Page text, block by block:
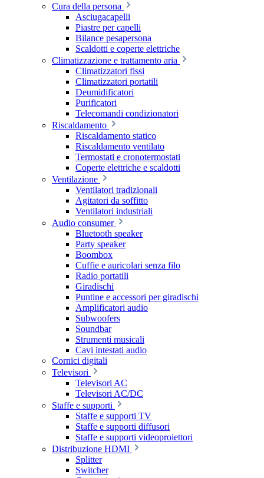
Cura della persona
Asciugacapelli
Piastre per capelli
Bilance pesapersona
Scaldotti e coperte elettriche
Climatizzazione e trattamento aria
Climatizzatori fissi
Climatizzatori portatili
Deumidificatori
Purificatori
Telecomandi condizionatori
Riscaldamento
Riscaldamento statico
Riscaldamento ventilato
Termostati e cronotermostati
Coperte elettriche e scaldotti
Ventilazione
Ventilatori tradizionali
Agitatori da soffitto
Ventilatori industriali
Audio consumer
Bluetooth speaker
Party speaker
Boombox
Cuffie e auricolari senza filo
Radio portatili
Giradischi
Puntine e accessori per giradischi
Amplificatori audio
Subwoofers
Soundbar
Strumenti musicali
Cavi intestati audio
Cornici digitali
Televisori
Televisori AC
Televisori AC/DC
Staffe e supporti
Staffe e supporti TV
Staffe e supporti diffusori
Staffe e supporti videoproiettori
Distribuzione HDMI
Splitter
Switcher